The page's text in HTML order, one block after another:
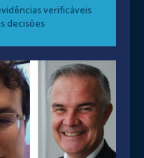
verificáveis
decisões